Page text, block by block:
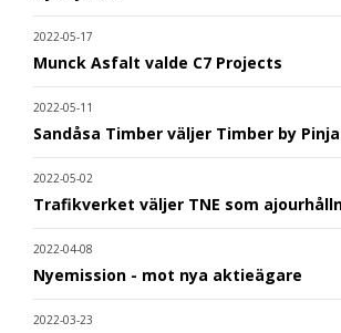
2022-05-17
Munck Asfalt valde C7 Projects
2022-05-11
Sandåsa Timber väljer Timber by Pinja
2022-05-02
Trafikverket väljer TNE som
2022-04-08
Nyemission - mot nya aktieägare
2022-03-23